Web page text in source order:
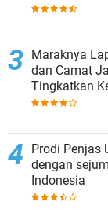
Maraknya
dan Camat
Tingkatkan
Prodi Penjas
dengan
Indonesia